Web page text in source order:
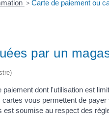
> Carte de paiement ou
par un
dont l'utilisation est
vous permettent de
soumise au respect des